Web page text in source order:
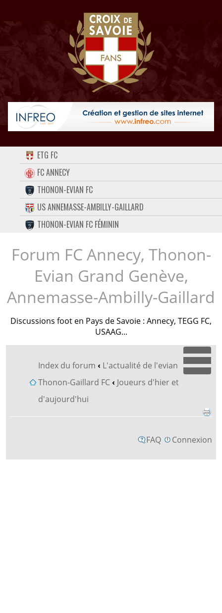
ACCUEIL
FORUM
CONTACT
FACEBOOK
TWITTER
INSTAGRAM
ETG FC
FC ANNECY
THONON-EVIAN FC
US ANNEMASSE-AMBILLY-GAILLARD
THONON-EVIAN FC FÉMININ
Forum FC Annecy, Thonon-
Evian Grand Genève,
Annemasse-Ambilly-Gaillard
Discussions foot en Pays de Savoie : Annecy, TEGG FC,
USAAG...
Index du forum ‹ L'actualité de l'evian
Thonon-Gaillard FC‹ Joueurs d'hier et
d'aujourd'hui
FAQ Connexion